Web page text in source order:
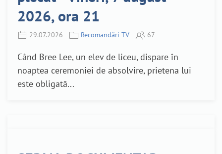
2026, ora 21
29.07.2026 Recomandări TV 67
Când Bree Lee, un elev de liceu, dispare în
noaptea ceremoniei de absolvire, prietena lui
este obligată...